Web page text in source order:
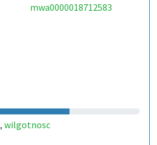
mwa0000018712583
, wilgotnosc